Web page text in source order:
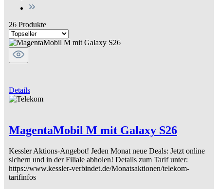
26 Produkte
Details
MagentaMobil M mit Galaxy S26
Kessler Aktions-Angebot! Jeden Monat neue Deals: Jetzt online
sichern und in der Filiale abholen! Details zum Tarif unter:
https://www.kessler-verbindet.de/Monatsaktionen/telekom-
tarifinfos